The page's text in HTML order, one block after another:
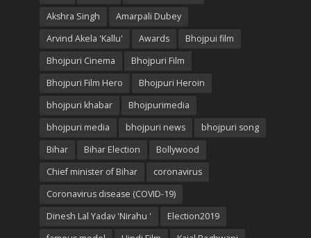
Akshra Singh
Amarpali Dubey
Arvind Akela 'Kallu'
Awards
Bhojpui film
Bhojpuri Cinema
Bhojpuri Film
Bhojpuri Film Hero
Bhojpuri Heroin
bhojpuri khabar
Bhojpurimedia
bhojpuri media
bhojpuri news
bhojpuri song
Bihar
Bihar Election
Bollywood
Chief minister of Bihar
coronavirus
Coronavirus disease (COVID-19)
Dinesh Lal Yadav 'Nirahu '
Election2019